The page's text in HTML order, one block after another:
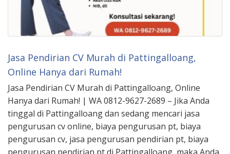
Jasa Pendirian CV Murah di Pattingalloang,
Online Hanya dari Rumah!
Jasa Pendirian CV Murah di Pattingalloang, Online
Hanya dari Rumah! | WA 0812-9627-2689 – Jika Anda
tinggal di Pattingalloang dan sedang mencari jasa
pengurusan cv online, biaya pengurusan pt, biaya
pengurusan cv, jasa pengurusan pendirian pt, biaya